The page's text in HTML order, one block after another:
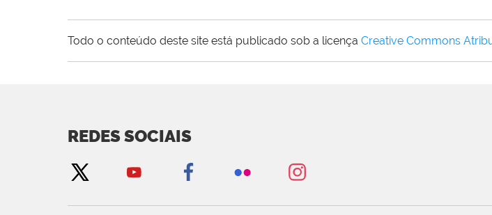
Todo o conteúdo deste site está publicado sob a licença Creative Commons
REDES SOCIAIS